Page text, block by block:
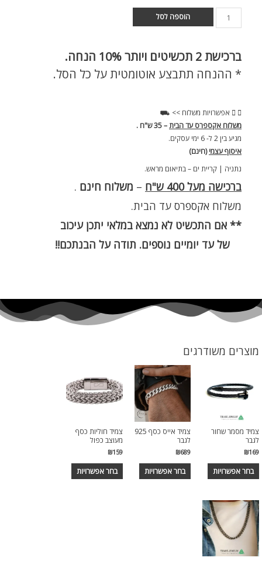
הוספה לסל
ברכישת
* ההנחה תתבצע אוטומטית על כל הסל.
אפשרויות משלוח >> ⛟
משלוח אקספרס עד הבית– 35 ש"ח .
מגיע בין 2 ל- 6 ימי עסקים.
איסוף עצמי(חינם)
נתניה | קריית ים – בתיאום מראש.
ברכישה מעל 400 ש"ח – משלוח חינם .
משלוח אקספרס עד הבית.
** אם התכשיט לא נמצא במלאי יתכן עיכוב
של עד יומיים נוספים. תודה על הבנתכם!!
מוצרים משודרגים
צמיד מסמר שחור
לגבר
₪169
בחר אפשרויות
צמיד אייס כסף 925
לגבר
₪689
בחר אפשרויות
צמיד חוליות כסף
מעוצב כפול
₪159
בחר אפשרויות